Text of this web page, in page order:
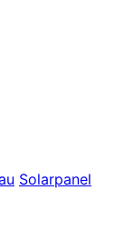
Solarpanel